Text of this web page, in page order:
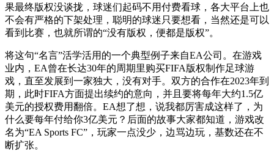
果最终版权没谈拢，球迷们起码不用付费看球，各大平台上也
不会有严格的下架处理，聪明的球迷只要想看，当然还是可以
看到比赛，也就所谓的“没有版权，便都是版权”。
将这句“名言”活学活用的一个典型例子来自EA公司。在游戏
业内，EA曾在长达30年的周期里购买FIFA版权制作足球游
戏，直至发展到一家独大，没有对手。双方的合作在2023年到
期，此时FIFA方面提出续约的意向，并且要将每年大约1.5亿
美元的授权费用翻倍。EA想了想，说我都厉害成这样了，为
什么要每年付给你3亿美元？后面的故事大家都知道，游戏改
名为“EA Sports FC”，玩家一点没少，边骂边玩，基数还在不
断扩张。